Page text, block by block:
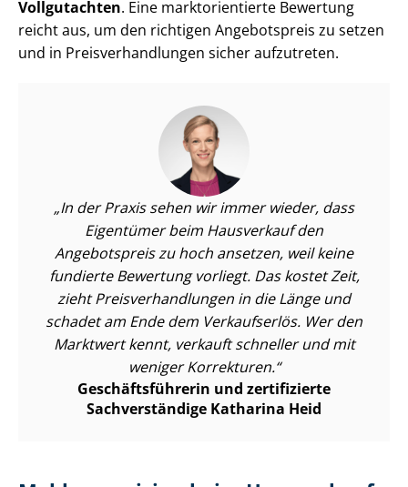
Vollgutachten. Eine markt­ori­en­tier­te Bewertung
reicht aus, um den richtigen Angebotspreis zu setzen
und in Preis­ver­hand­lun­gen sicher aufzutreten.
In der Praxis sehen wir immer wieder, dass
Eigentümer beim Hausverkauf den
Angebotspreis zu hoch ansetzen, weil keine
fundierte Bewertung vorliegt. Das kostet Zeit,
zieht Preis­ver­hand­lun­gen in die Länge und
schadet am Ende dem Verkaufserlös. Wer den
Marktwert kennt, verkauft schneller und mit
weniger Korrekturen.
Ge­schäfts­füh­re­rin und zertifizierte
Sachverständige Katharina Heid